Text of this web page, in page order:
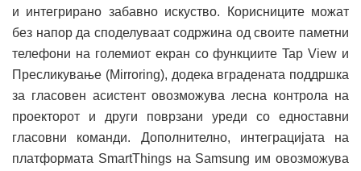
и интегрирано забавно искуство. Корисниците можат
без напор да споделуваат содржина од своите паметни
телефони на големиот екран со функциите Tap View и
Пресликување (Mirroring), додека вградената поддршка
за гласовен асистент овозможува лесна контрола на
проекторот и други поврзани уреди со едноставни
гласовни команди. Дополнително, интеграцијата на
платформата SmartThings на Samsung им овозможува